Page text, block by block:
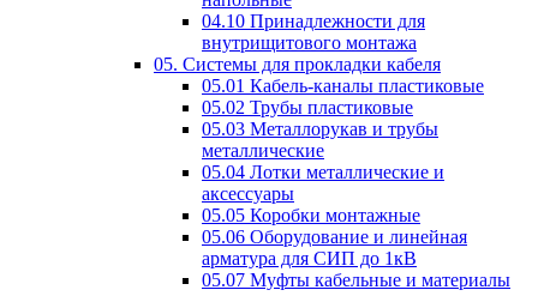
04.10 Принадлежности для
внутрищитового монтажа
05. Системы для прокладки кабеля
05.01 Кабель-каналы пластиковые
05.02 Трубы пластиковые
05.03 Металлорукав и трубы
металлические
05.04 Лотки металлические и
аксессуары
05.05 Коробки монтажные
05.06 Оборудование и линейная
арматура для СИП до 1кВ
05.07 Муфты кабельные и материалы